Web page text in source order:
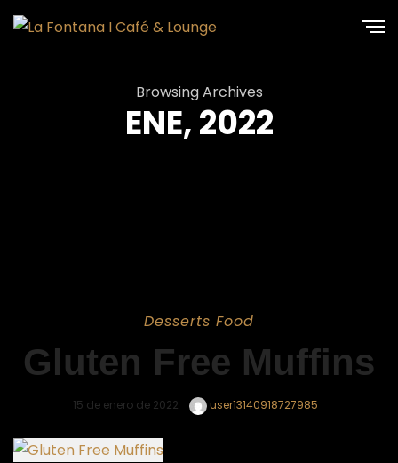
Browsing Archives
ENE, 2022
Desserts Food
Gluten Free Muffins
15 de enero de 2022 user13140918727985